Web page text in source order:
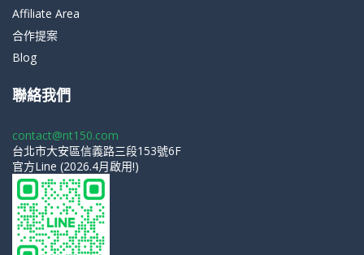
Affiliate Area
合作提案
Blog
聯絡我們
contact@nt150.com
台北市大安區信義路三段153號6F
官方Line (2026.4月啟用!)